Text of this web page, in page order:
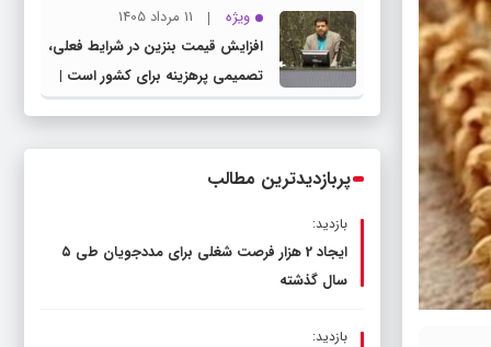
ویژه
11 مرداد 1405
افزایش قیمت بنزین در شرایط فعلی،
تصمیمی پرهزینه برای کشور است |
دولت، قاچاق سوخت و عوامل اصلی
پربازدیدترین مطالب
بازدید:
ایجاد 2 هزار فرصت شغلی برای مددجویان طی ۵
سال گذشته
بازدید: